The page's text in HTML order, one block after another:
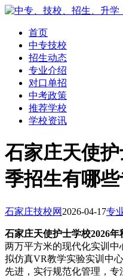
首页
中专技校
招生动态
专业介绍
对口单招
中考政策
推荐学校
学校资讯
石家庄天使
季招生有哪
石家庄技校网 2026-04-17专
石家庄天使护士学校2026
两万平方米的现代化实训中
拟仿真VR教学实验实训中
先进，实行规范化管理，